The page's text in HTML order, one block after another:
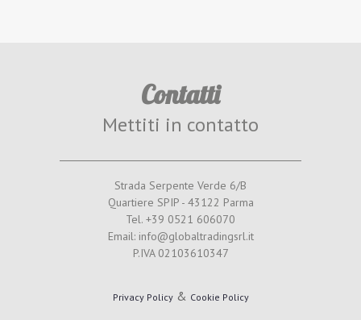
Contatti
Mettiti in contatto
Strada Serpente Verde 6/B
Quartiere SPIP - 43122 Parma
Tel. +39 0521 606070
Email: info@globaltradingsrl.it
P.IVA 02103610347
Privacy Policy& Cookie Policy